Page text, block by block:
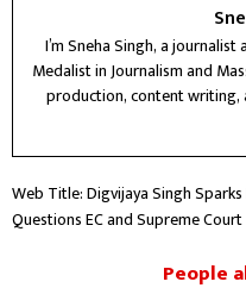
I’m Sneha Singh, a
Medalist in Journalism and
production, content writing,
interest in political and
Web Title: Digvijaya Singh
Questions EC and Supreme Court
People